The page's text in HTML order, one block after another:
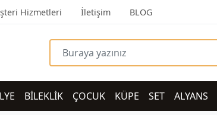
Hizmetleri İletişim BLOG
BİLEKLİK ÇOCUK KÜPE SET ALYANS